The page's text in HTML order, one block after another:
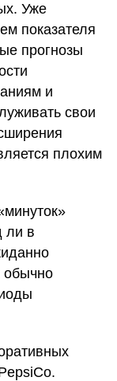
Уже
показателя
прогнозы
и
свои
плохим
ли в
обычно